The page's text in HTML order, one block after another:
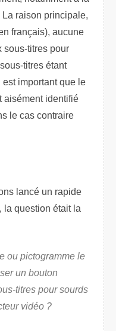
La raison principale,
français), aucune
sous-titres pour
titres étant
important que le
aisément identifié
le cas contraire
lancé un rapide
la question était la
ou pictogramme le
un bouton
titres pour sourds
vidéo ?